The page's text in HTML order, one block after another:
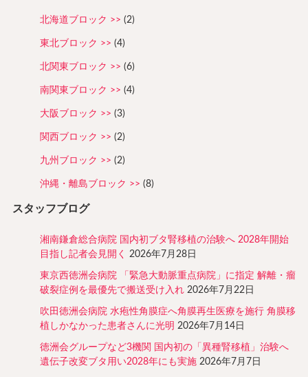
北海道ブロック (2)
東北ブロック (4)
北関東ブロック (6)
南関東ブロック (4)
大阪ブロック (3)
関西ブロック (2)
九州ブロック (2)
沖縄・離島ブロック (8)
スタッフブログ
湘南鎌倉総合病院 国内初ブタ腎移植の治験へ 2028年開始
目指し記者会見開く
2026年7月28日
東京西徳洲会病院 「緊急大動脈重点病院」に指定 解離・瘤
破裂症例を最優先で搬送受け入れ 2026年7月22日
吹田徳洲会病院 水疱性角膜症へ角膜再生医療を施行 角膜移
植しかなかった患者さんに光明 2026年7月14日
徳洲会グループなど3機関 国内初の「異種腎移植」治験へ
遺伝子改変ブタ用い2028年にも実施 2026年7月7日